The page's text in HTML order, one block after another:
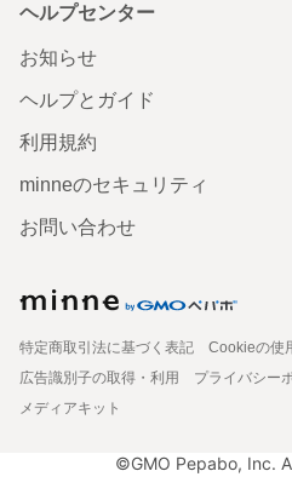
ヘルプセンター
お知らせ
ヘルプとガイド
利用規約
minneのセキュリティ
お問い合わせ
特定商取引法に基づく表記
Cookieの使
広告識別子の取得・利用
プライバシー
メディアキット
©GMO Pepabo, Inc.